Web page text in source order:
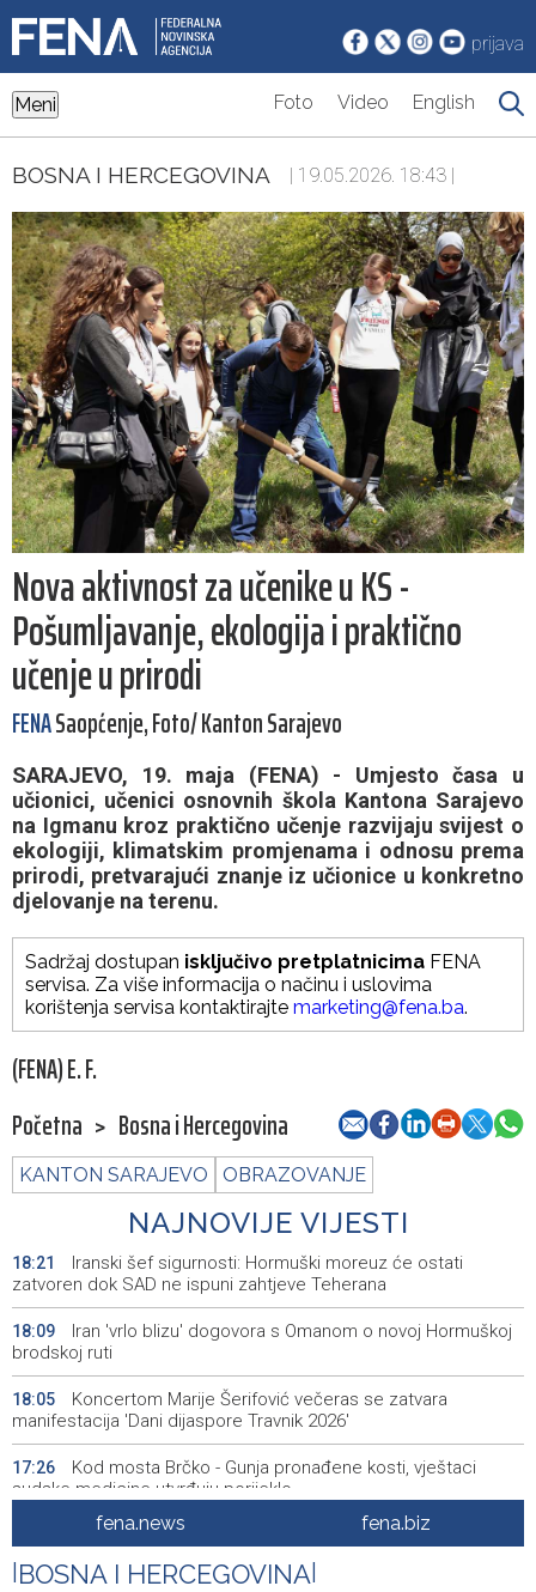
prijava
Meni Foto Video English
BOSNA I HERCEGOVINA | 19.05.2026. 18:43 |
Nova aktivnost za učenike u KS -
Pošumljavanje, ekologija i praktično
učenje u prirodi
FENASaopćenje, Foto/ Kanton Sarajevo
SARAJEVO, 19. maja (FENA) - Umjesto časa u
učionici, učenici osnovnih škola Kantona Sarajevo
na Igmanu kroz praktično učenje razvijaju svijest o
ekologiji, klimatskim promjenama i odnosu prema
prirodi, pretvarajući znanje iz učionice u konkretno
djelovanje na terenu.
Sadržaj dostupan isključivo pretplatnicima FENA
servisa. Za više informacija o načinu i uslovima
korištenja servisa kontaktirajte marketing@fena.ba.
(FENA) E. F.
Početna > Bosna i Hercegovina
KANTON SARAJEVO OBRAZOVANJE
NAJNOVIJE VIJESTI
18:21
Iranski šef sigurnosti: Hormuški moreuz će ostati
zatvoren dok SAD ne ispuni zahtjeve Teherana
18:09
Iran 'vrlo blizu' dogovora s Omanom o novoj Hormuškoj
brodskoj ruti
18:05
Koncertom Marije Šerifović večeras se zatvara
manifestacija 'Dani dijaspore Travnik 2026'
17:26
Kod mosta Brčko - Gunja pronađene kosti, vještaci
sudske medicine utvrđuju porijeklo
'Pekijada' u Varešu okupila 37 ekipa iz četiri države
regiona
fena.news fena.biz
BOSNA I HERCEGOVINA